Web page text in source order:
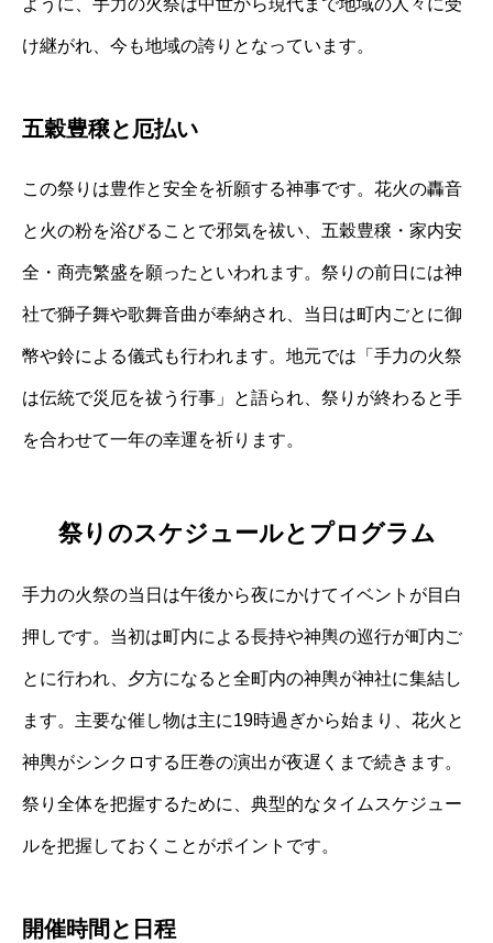
ように、手力の火祭は中世から現代まで地域の人々に受
け継がれ、今も地域の誇りとなっています。
五穀豊穣と厄払い
この祭りは豊作と安全を祈願する神事です。花火の轟音
と火の粉を浴びることで邪気を祓い、五穀豊穣・家内安
全・商売繁盛を願ったといわれます。祭りの前日には神
社で獅子舞や歌舞音曲が奉納され、当日は町内ごとに御
幣や鈴による儀式も行われます。地元では「手力の火祭
は伝統で災厄を祓う行事」と語られ、祭りが終わると手
を合わせて一年の幸運を祈ります。
祭りのスケジュールとプログラム
手力の火祭の当日は午後から夜にかけてイベントが目白
押しです。当初は町内による長持や神輿の巡行が町内ご
とに行われ、夕方になると全町内の神輿が神社に集結し
ます。主要な催し物は主に19時過ぎから始まり、花火と
神輿がシンクロする圧巻の演出が夜遅くまで続きます。
祭り全体を把握するために、典型的なタイムスケジュー
ルを把握しておくことがポイントです。
開催時間と日程